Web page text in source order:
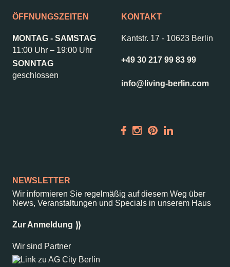
Vermietung
ALICE Rooftop &
Garden
Newsletter
ÖFFNUNGSZEITEN
MONTAG - SAMSTAG
11:00 Uhr – 19:00 Uhr
SONNTAG
geschlossen
KONTAKT
Kantstr. 17 - 10623 Berlin
+49 30 217 99 83 99
info@living-berlin.com
NEWSLETTER
Wir informieren Sie regelmäßig auf diesem Weg über
News, Veranstaltungen und Specials in unserem Haus
Zur Anmeldung
Wir sind Partner